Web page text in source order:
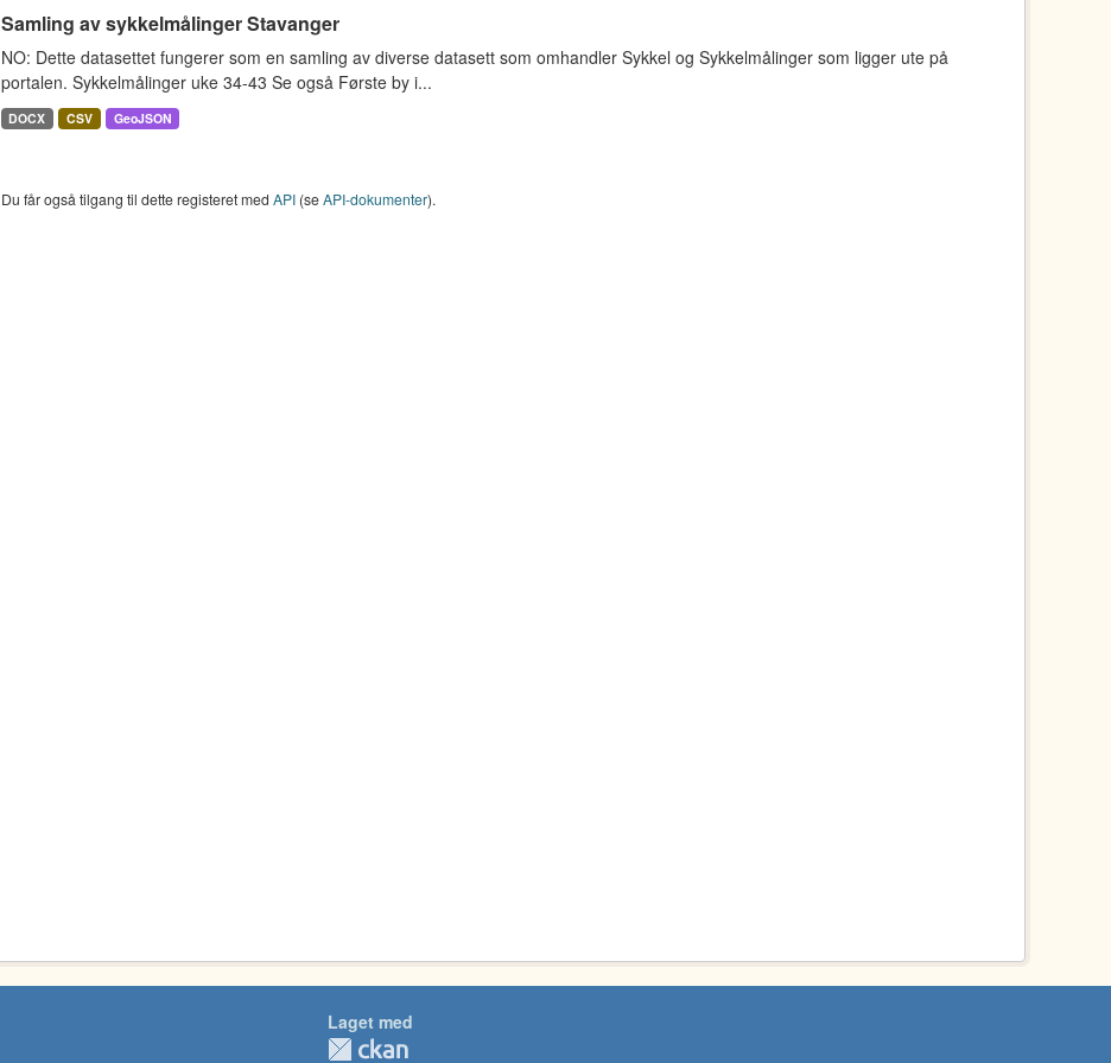
Samling av sykkelmålinger Stavanger
NO: Dette datasettet fungerer som en samling av diverse datasett som omhandler Sykkel og Sykkelmålinger som ligger ute på
portalen. Sykkelmålinger uke 34-43 Se også Første by i...
DOCX CSV GeoJSON
Du får også tilgang til dette registeret med API(seAPI-dokumenter).
Laget med